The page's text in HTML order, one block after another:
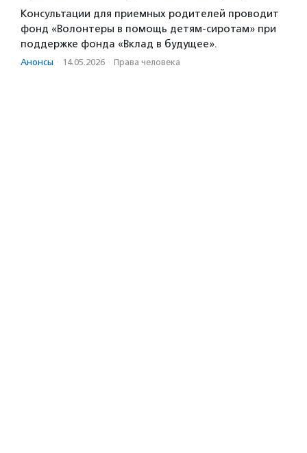
Консультации для приемных родителей проводит
фонд «Волонтеры в помощь детям-сиротам» при
поддержке фонда «Вклад в будущее».
Анонсы · 14.05.2026 · Права человека